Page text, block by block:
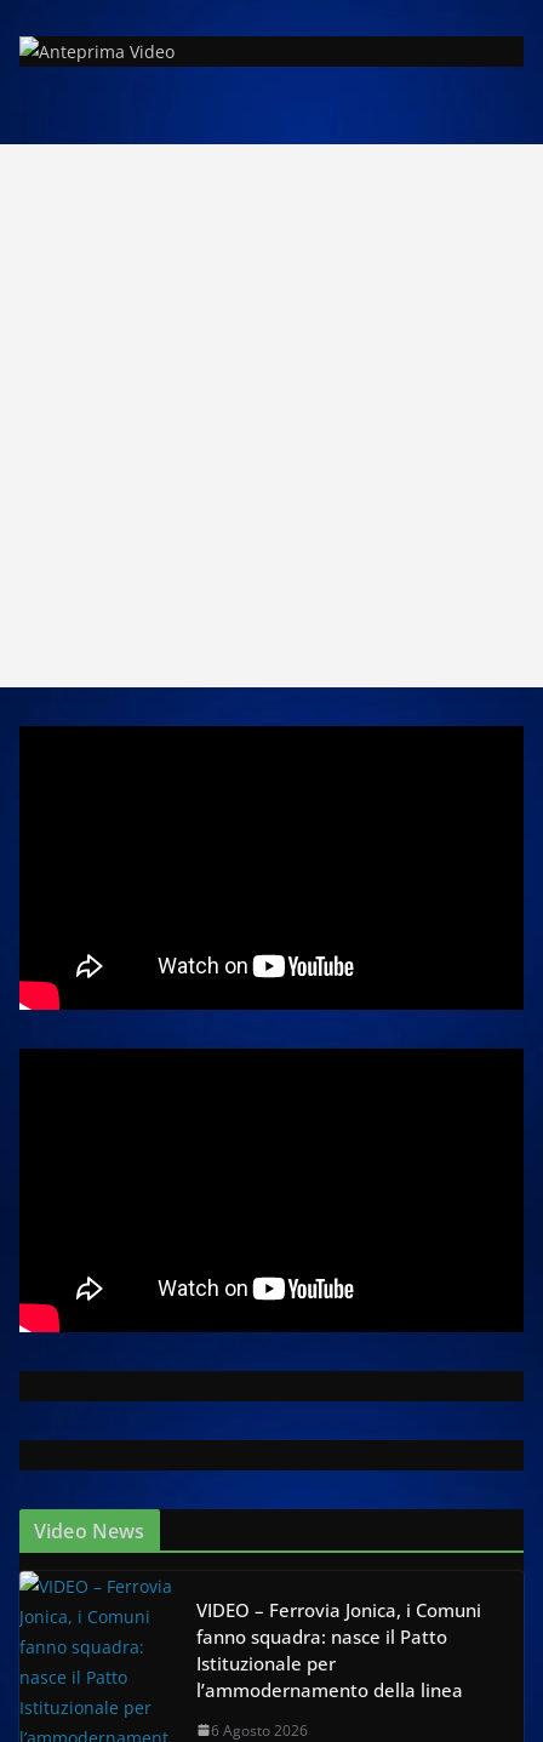
Video News
VIDEO – Ferrovia Jonica, i Comuni
fanno squadra: nasce il Patto
Istituzionale per
l’ammodernamento della linea
6 Agosto 2026